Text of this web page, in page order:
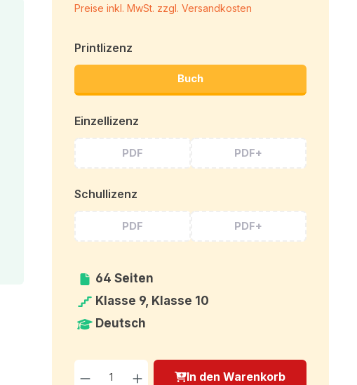
Preise inkl. MwSt. zzgl. Versandkosten
Printlizenz
Buch
Einzellizenz
PDF PDF+
Schullizenz
PDF PDF+
64 Seiten
Klasse 9, Klasse 10
Deutsch
Produkt Anzahl: Gib
In den Warenkorb